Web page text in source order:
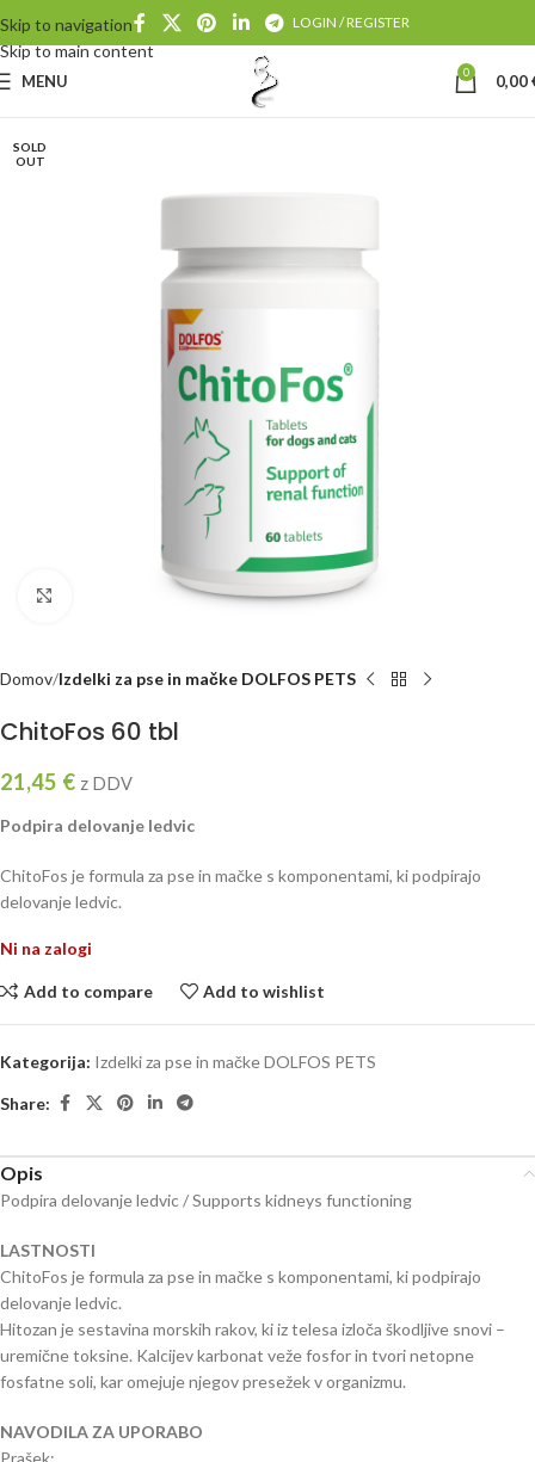
Skip to navigation
Skip to main content
LOGIN / REGISTER
MENU 0 0,00
SOLD
OUT
Click to enlarge
Domov Izdelki za pse in mačke DOLFOS PETS
ChitoFos 60 tbl
21,45 € z DDV
Podpira delovanje ledvic
ChitoFos je formula za pse in mačke s komponentami, ki podpirajo
delovanje ledvic.
Ni na zalogi
Add to compare Add to wishlist
Kategorija: Izdelki za pse in mačke DOLFOS PETS
Share:
Opis
Podpira delovanje ledvic / Supports kidneys functioning
LASTNOSTI
ChitoFos je formula za pse in mačke s komponentami, ki podpirajo
delovanje ledvic.
Hitozan je sestavina morskih rakov, ki iz telesa izloča škodljive snovi –
uremične toksine. Kalcijev karbonat veže fosfor in tvori netopne
fosfatne soli, kar omejuje njegov presežek v organizmu.
NAVODILA ZA UPORABO
Prašek: